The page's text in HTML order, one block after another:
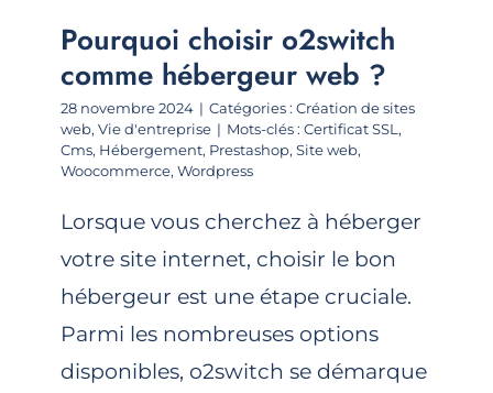
Pourquoi choisir o2switch
comme hébergeur web ?
28 novembre 2024 | Catégories : Création de sites
web, Vie d'entreprise | Mots-clés : Certificat SSL ,
Cms, Hébergement, Prestashop, Site web,
Woocommerce, Wordpress
Lorsque vous cherchez à héberger
votre site internet, choisir le bon
hébergeur est une étape cruciale.
Parmi les nombreuses options
disponibles, o2switch se démarque